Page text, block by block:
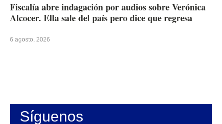
Fiscalía abre indagación por audios sobre Verónica
Alcocer. Ella sale del país pero dice que regresa
6 agosto, 2026
Síguenos